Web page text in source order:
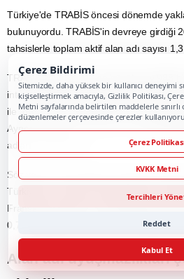
Türkiye'de TRABİS öncesi dönemde
bulunuyordu. TRABİS'in devreye girdiği
tahsislerle toplam aktif alan adı sayısı
TRABİS kayıtlarında en büyük pay 988
internet sitelerine ait bulunuyor. Bunu
ile "org.tr", 27 bin 386 ile "net.tr"
Ayrıca, ".web", ".av", ".bel", ".edu" gibi
adları da yer alıyor.
Söz konusu alan adlarını kullanan
Türkiye'de, yüzde 6'sı Almanya'da,
Fransa'da, yüzde 1,6'sı Hollanda'da,
0,7'si İngiltere'de ve yüzde 2,2'si diğer
Alan adı uyuşmazlıkları
Çerez Bildirimi
Sitemizde, daha yüksek bir kullanıcı deneyimi
kişiselleştirmek amacıyla, Gizlilik Politikası,
Metni sayfalarında belirtilen maddelerle
düzenlemeler çerçevesinde çerezler
Çerez
KVKK Metni
Tercihleri
Reddet
Kabul Et